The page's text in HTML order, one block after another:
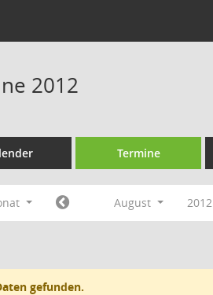
2012
Termine
August 2012
gefunden.